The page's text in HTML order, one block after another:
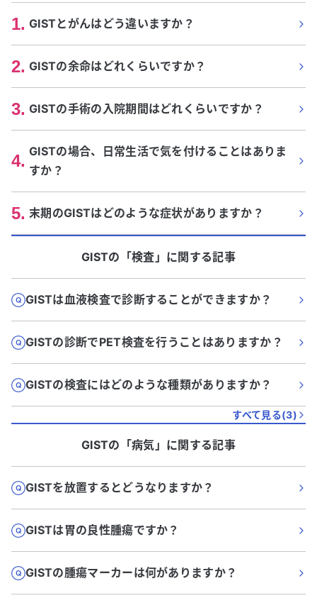
1. GISTとがんはどう違いますか？
2. GISTの余命はどれくらいですか？
3. GISTの手術の入院期間はどれくらいですか？
4. GISTの場合、日常生活で気を付けることはありま
すか？
5. 末期のGISTはどのような症状がありますか？
GISTの「検査 」に関する記事
GISTは血液検査で診断することができますか？
GISTの診断でPET検査を行うことはありますか？
GISTの検査にはどのような種類がありますか？
すべて見る(3)
GISTの「病気 」に関する記事
GISTを放置するとどうなりますか？
GISTは胃の良性腫瘍ですか？
GISTの腫瘍マーカーは何がありますか？